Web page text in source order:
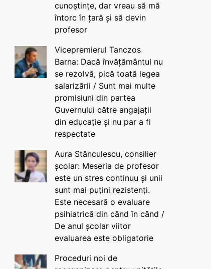
cunoștințe, dar vreau să mă
întorc în țară și să devin
profesor
Vicepremierul Tanczos
Barna: Dacă învățământul nu
se rezolvă, pică toată legea
salarizării / Sunt mai multe
promisiuni din partea
Guvernului către angajații
din educație și nu par a fi
respectate
Aura Stănculescu, consilier
școlar: Meseria de profesor
este un stres continuu și unii
sunt mai puțini rezistenți.
Este necesară o evaluare
psihiatrică din când în când /
De anul școlar viitor
evaluarea este obligatorie
Proceduri noi de